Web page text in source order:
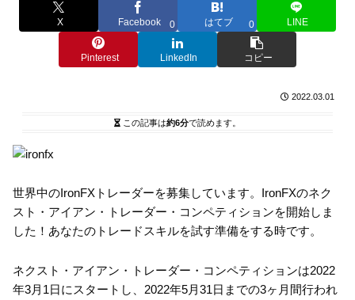
X Facebook 0 はてブ 0 LINE
Pinterest LinkedIn コピー
2022.03.01
この記事は約6分で読めます。
世界中のIronFXトレーダーを募集しています。IronFXのネク
スト・アイアン・トレーダー・コンペティションを開始しま
した！あなたのトレードスキルを試す準備をする時です。
ネクスト・アイアン・トレーダー・コンペティションは2022
年3月1日にスタートし、2022年5月31日までの3ヶ月間行われ